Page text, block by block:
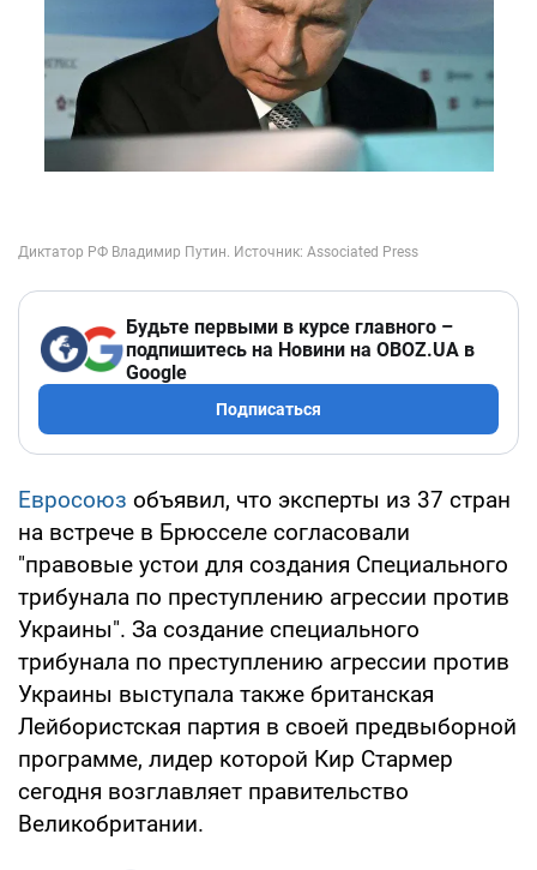
Будьте первыми в курсе главного –
подпишитесь на Новини на OBOZ.UA в
Google
Подписаться
Евросоюз объявил, что эксперты из 37 стран
на встрече в Брюсселе согласовали
"правовые устои для создания Специального
трибунала по преступлению агрессии против
Украины". За создание специального
трибунала по преступлению агрессии против
Украины выступала также британская
Лейбористская партия в своей предвыборной
программе, лидер которой Кир Стармер
сегодня возглавляет правительство
Великобритании.